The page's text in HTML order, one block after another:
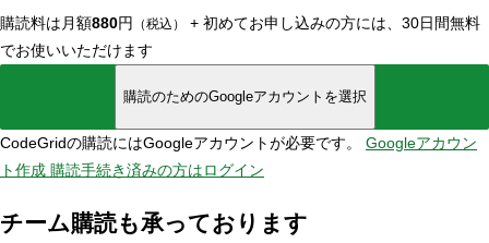
購読料は月額880円 （税込） + 初めてお申し込みの方には、30日間無料
でお使いいただけます
購読のためのGoogleアカウントを選択
CodeGridの購読にはGoogleアカウントが必要です。 Googleアカウン
ト作成 購読手続き済みの方はログイン
チーム購読も承っております